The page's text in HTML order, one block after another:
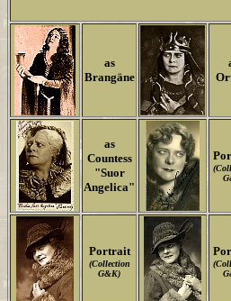
as
Brangäne
as
Countess
"Suor
Angelica"
Portrait
(Collection
G&K)